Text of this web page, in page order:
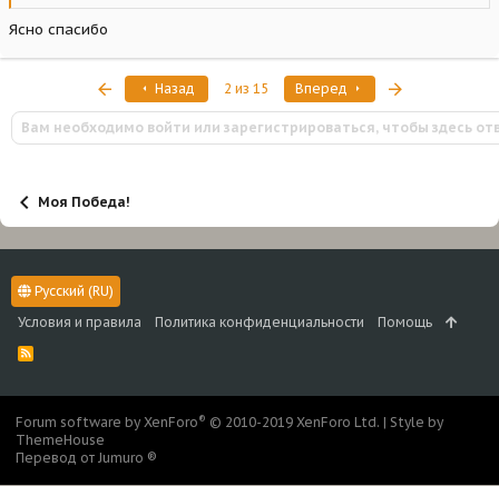
Ясно спасибо
ПервыйНазад 2 из 15 Вперед
Вам необходимо войти или зарегистрироваться, чтобы здесь
Моя Победа!
Русский (RU)
Условия и правила
Политика конфиденциальности Помощь
R
S
Forum software by XenForo® © 2010-2019 XenForo Ltd. | Style by
ThemeHouse
Перевод от Jumuro ®